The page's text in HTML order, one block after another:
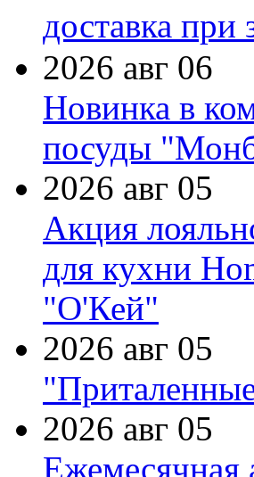
доставка при
2026 авг 06
Новинка в
посуды
2026 авг 05
Акция
для кухни
"О'Кей"
2026 авг 05
2026 авг 05
Ежемесячная